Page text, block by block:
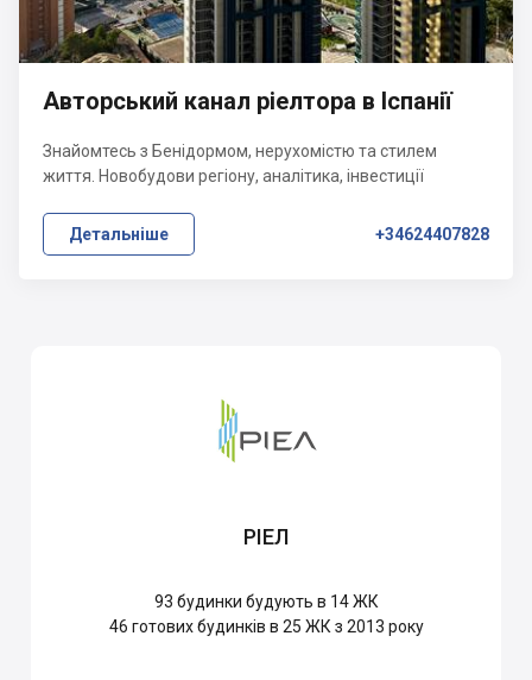
Авторський канал ріелтора в Іспанії
Знайомтесь з Бенідормом, нерухомістю та стилем
життя. Новобудови регіону, аналітика, інвестиції
Детальніше +34624407828
РІЕЛ
93 будинки будують в 14 ЖК
46 готових будинків в 25 ЖК з 2013 року